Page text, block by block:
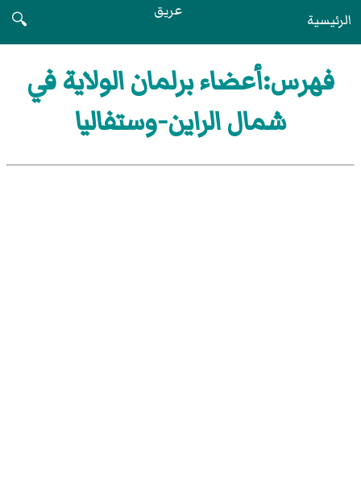
الرئيسية عريق
🔍
فهرس:أعضاء برلمان الولاية في
شمال الراين-وستفاليا